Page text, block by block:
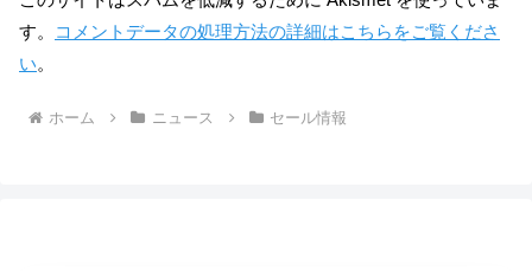
す。
コメントデータの処理方法の詳細はこちらをご覧くださ
い。
ホーム ニュース セール情報